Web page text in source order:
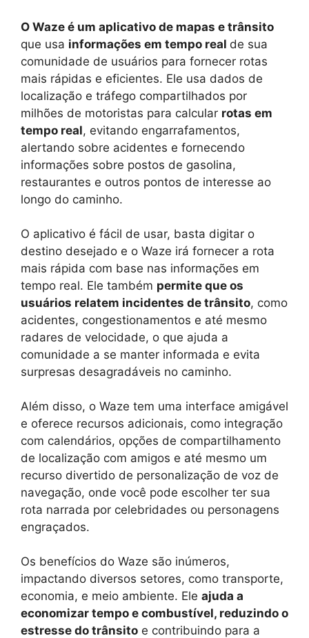
O Waze é um aplicativo de mapas e trânsito
que usa informações em tempo real de sua
comunidade de usuários para fornecer rotas
mais rápidas e eficientes. Ele usa dados de
localização e tráfego compartilhados por
milhões de motoristas para calcular rotas em
tempo real, evitando engarrafamentos,
alertando sobre acidentes e fornecendo
informações sobre postos de gasolina,
restaurantes e outros pontos de interesse ao
longo do caminho.
O aplicativo é fácil de usar, basta digitar o
destino desejado e o Waze irá fornecer a rota
mais rápida com base nas informações em
tempo real. Ele também permite que os
usuários relatem incidentes de trânsito, como
acidentes, congestionamentos e até mesmo
radares de velocidade, o que ajuda a
comunidade a se manter informada e evita
surpresas desagradáveis no caminho.
Além disso, o Waze tem uma interface amigável
e oferece recursos adicionais, como integração
com calendários, opções de compartilhamento
de localização com amigos e até mesmo um
recurso divertido de personalização de voz de
navegação, onde você pode escolher ter sua
rota narrada por celebridades ou personagens
engraçados.
Os benefícios do Waze são inúmeros,
impactando diversos setores, como transporte,
economia, e meio ambiente. Ele ajuda a
economizar tempo e combustível, reduzindo o
estresse do trânsito e contribuindo para a